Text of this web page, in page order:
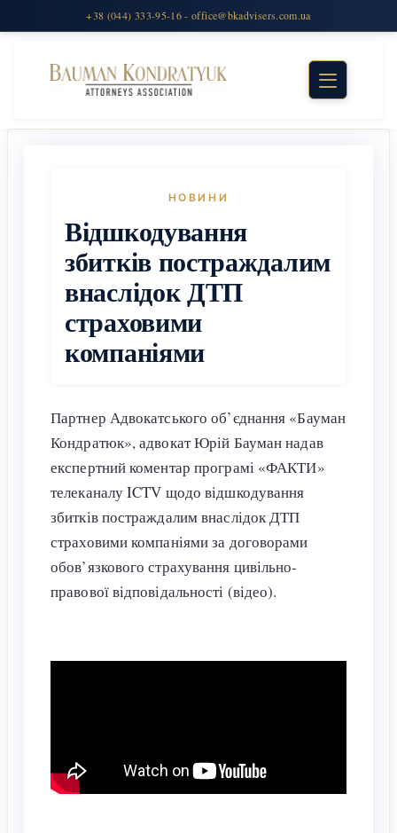
НОВИНИ
Відшкодування
збитків постраждалим
внаслідок ДТП
страховими
компаніями
Партнер Адвокатського об’єднання «Бауман
Кондратюк», адвокат Юрій Бауман надав
експертний коментар програмі «ФАКТИ»
телеканалу ICTV щодо відшкодування
збитків постраждалим внаслідок ДТП
страховими компаніями за договорами
обов’язкового страхування цивільно-
правової відповідальності (відео).